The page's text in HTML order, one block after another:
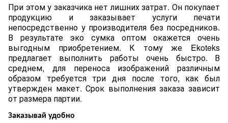
При этом у заказчика нет лишних затрат. Он покупает
продукцию и заказывает услуги печати
непосредственно у производителя без посредников.
В результате эко сумка оптом окажется очень
выгодным приобретением. К тому же Ekoteks
предлагает выполнить работы очень быстро. В
среднем, для переноса изображений различным
образом требуется три дня после того, как был
утвержден макет. Срок выполнения заказа зависит
от размера партии.
Заказывай удобно